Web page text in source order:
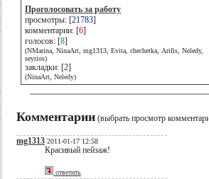
Проголосовать за работу
просмотры: [21783]
комментарии: [6]
голосов: [8]
(NMarina, NinaArt, mg1313, Evita, chechetka, Arifis, Neledy,
seyrios)
закладки: [2]
(NinaArt, Neledy)
Комментарии (выбрать просмотр
mg1313 2011-01-17 12:58
Красивый пейзаж!
ответить